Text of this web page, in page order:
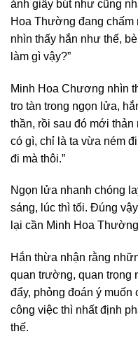
ảnh giấy bút như cũng
Hoa Thường đang chấm
nhìn thấy hắn như thế,
làm gì vậy?”
Minh Hoa Chương nhìn
tro tàn trong ngọn lửa,
thần, rồi sau đó mới thản
có gì, chỉ là ta vừa ném
đi mà thôi.”
Ngọn lửa nhanh chóng
sáng, lúc thì tối. Đúng
lại cần Minh Hoa
Hắn thừa nhận rằng
quan trường, quan trọng
đẩy, phỏng đoán ý muốn
công việc thì nhất định
thế.